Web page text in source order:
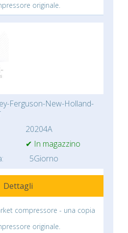
originale.
Ferguson-New-Holland-
20204A
✔ In magazzino
5Giorno
Dettagli
compressore - una copia
originale.